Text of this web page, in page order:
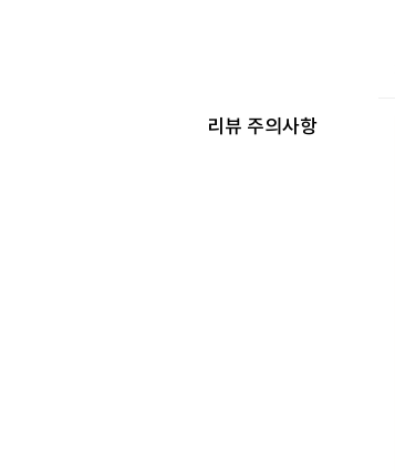
리뷰 주의사항